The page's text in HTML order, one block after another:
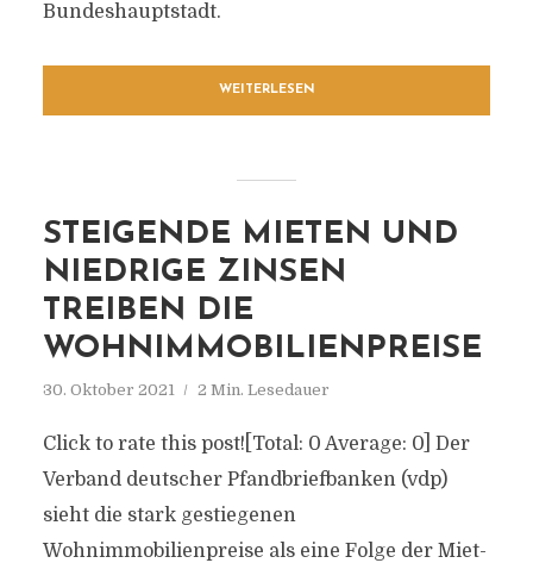
Bundeshauptstadt.
WEITERLESEN
STEIGENDE MIETEN UND
NIEDRIGE ZINSEN
TREIBEN DIE
WOHNIMMOBILIENPREISE
30. Oktober 2021 2 Min. Lesedauer
Click to rate this post![Total: 0 Average: 0] Der
Verband deutscher Pfandbriefbanken (vdp)
sieht die stark gestiegenen
Wohnimmobilienpreise als eine Folge der Miet-